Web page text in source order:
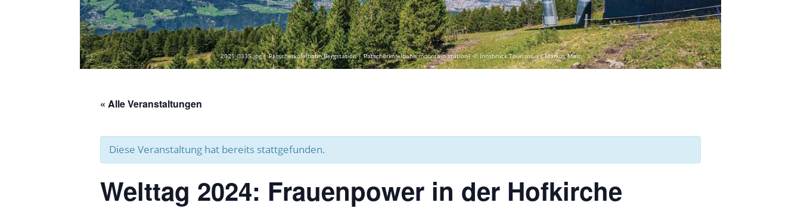
2021_0335.jpg | Patscherkofelbahn Bergstation | Patscherkofelbahn mountain station| © Innsbruck Tourismus / Markus Mair
« Alle Veranstaltungen
Diese Veranstaltung hat bereits stattgefunden.
Welttag 2024: Frauenpower in der Hofkirche